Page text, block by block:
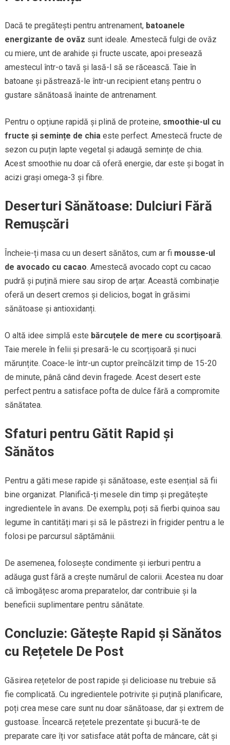
Dacă te pregătești pentru antrenament, batoanele
energizante de ovăz sunt ideale. Amestecă fulgi de ovăz
cu miere, unt de arahide și fructe uscate, apoi presează
amestecul într-o tavă și lasă-l să se răcească. Taie în
batoane și păstrează-le într-un recipient etanș pentru o
gustare sănătoasă înainte de antrenament.
Pentru o opțiune rapidă și plină de proteine, smoothie-ul cu
fructe și semințe de chiaeste perfect. Amestecă fructe de
sezon cu puțin lapte vegetal și adaugă semințe de chia.
Acest smoothie nu doar că oferă energie, dar este și bogat în
acizi grași omega-3 și fibre.
Deserturi Sănătoase: Dulciuri Fără
Remușcări
Încheie-ți masa cu un desert sănătos, cum ar fi mousse-ul
de avocado cu cacao. Amestecă avocado copt cu cacao
pudră și puțină miere sau sirop de arțar. Această combinație
oferă un desert cremos și delicios, bogat în grăsimi
sănătoase și antioxidanți.
O altă idee simplă este bărcuțele de mere cu scorțișoară.
Taie merele în felii și presară-le cu scorțișoară și nuci
mărunțite. Coace-le într-un cuptor preîncălzit timp de 15-20
de minute, până când devin fragede. Acest desert este
perfect pentru a satisface pofta de dulce fără a compromite
sănătatea.
Sfaturi pentru Gătit Rapid și
Sănătos
Pentru a găti mese rapide și sănătoase, este esențial să fii
bine organizat. Planifică-ți mesele din timp și pregătește
ingredientele în avans. De exemplu, poți să fierbi quinoa sau
legume în cantități mari și să le păstrezi în frigider pentru a le
folosi pe parcursul săptămânii.
De asemenea, folosește condimente și ierburi pentru a
adăuga gust fără a crește numărul de calorii. Acestea nu doar
că îmbogățesc aroma preparatelor, dar contribuie și la
beneficii suplimentare pentru sănătate.
Concluzie: Gătește Rapid și Sănătos
cu Rețetele De Post
Găsirea rețetelor de post rapide și delicioase nu trebuie să
fie complicată. Cu ingredientele potrivite și puțină planificare,
poți crea mese care sunt nu doar sănătoase, dar și extrem de
gustoase. Încearcă rețetele prezentate și bucură-te de
preparate care îți vor satisface atât pofta de mâncare, cât și